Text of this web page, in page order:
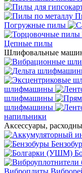
Погружные пилы
Цепные пилы
Шлифовальные
шлифмашины
шлифмашины
шлифмашины
напильники
Аксессуары,
Виброплиты